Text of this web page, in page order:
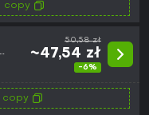
copy
50,58 zł
~47,54 zł
-6%
copy